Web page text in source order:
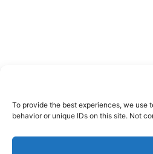
To provide the best experiences, we
behavior or unique IDs on this site. Not